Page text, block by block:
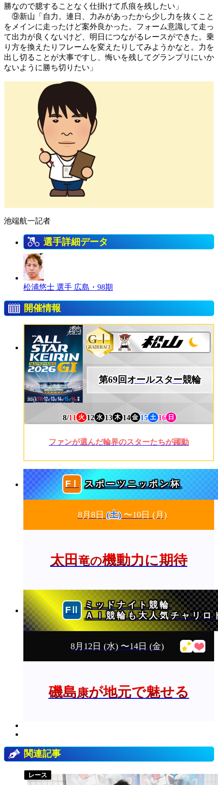
勝なので臆することなく仕掛けて爪痕を残したい」
⑨新山「自力。連日、力みがあったから少し力を抜くこと
をメインに走ったけど案外良かった。フォーム意識して走っ
て出力が良くないけど、明日につながるレースができた。乗
り方を換えたりフレームを変えたりしてみようかなと。力を
出し切ることが大事ですし、悔いを残してグランプリにいか
ないように勝ち切りたい」
池端航一記者
選手詳細データ
松浦悠士 選手 広島・98期
開催情報
GⅠ
GRADERACE
第69回オールスター競輪
8/11 火 12 水 13 木 14 金 15 土 16 日
ファンが選んだ輪界のスターたちが躍動
スポーツニッポン杯
8月8日(土)〜10日 (月)
太田竜の機動力に期待
ミッドナイト競輪
ＡＩ競輪も大人気チャリロ
8月12日 (水)〜14日 (金)
磯島康が地元で魅せる
関連記事